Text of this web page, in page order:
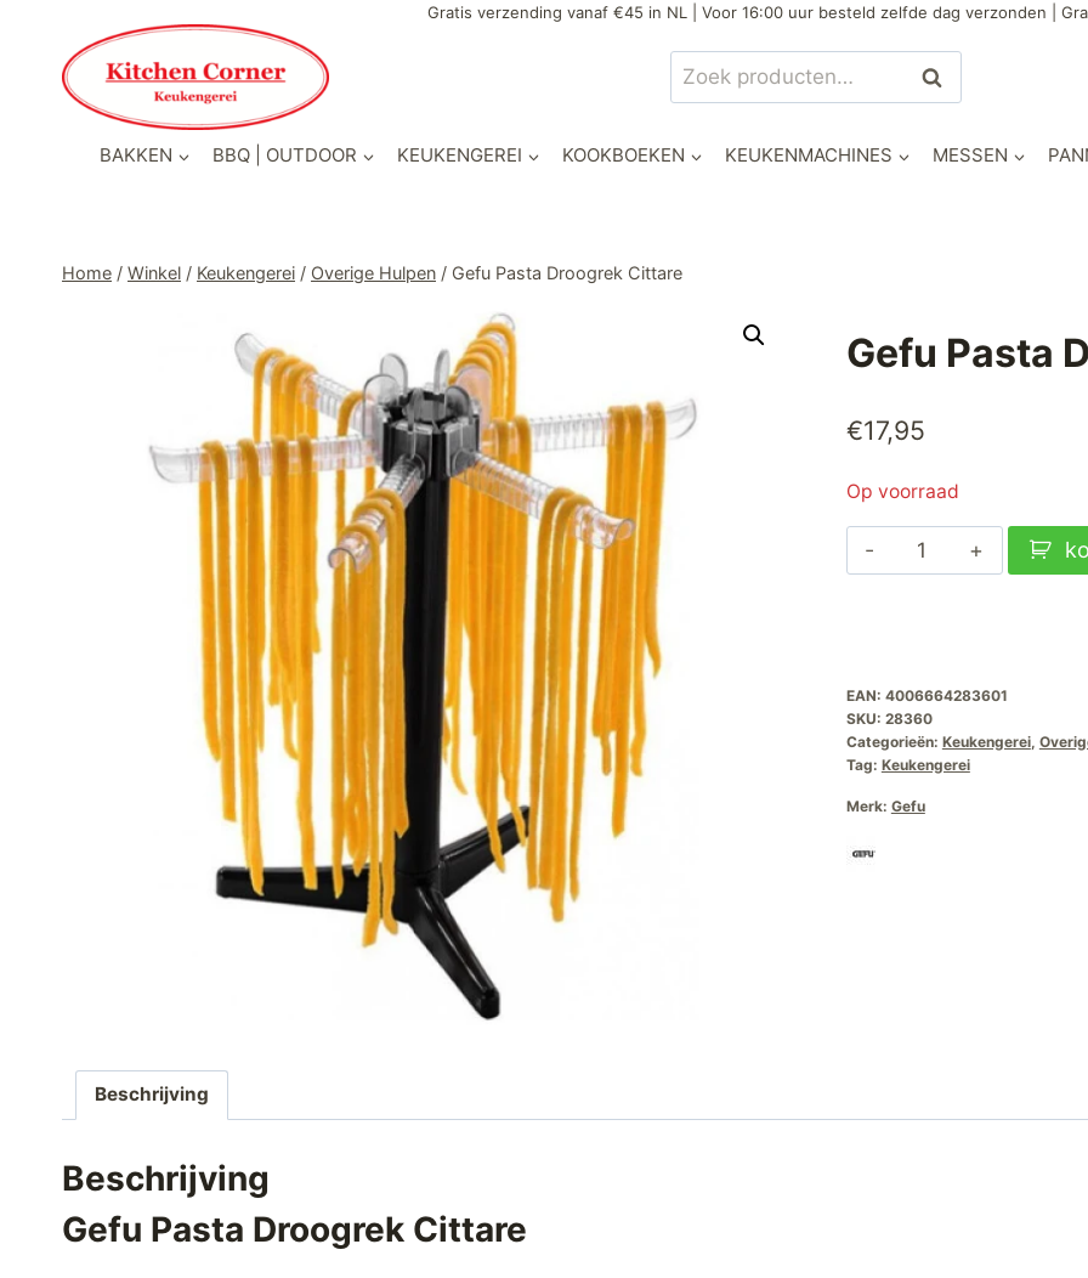
inhoud
Gratis verzending vanaf €45 in NL | Voor 16:00 uur besteld zelfde dag verzonden |
Zoeken
naar:
Zoeken
BAKKEN BBQ | OUTDOOR KEUKENGEREI KOOKBOEKEN KEUKENMACHINES MESSEN
Home / Winkel / Keukengerei / Overige Hulpen / Gefu Pasta Droogrek Cittare
Gefu Pasta
€17,95
Op voorraad
Gefu
Pasta
EAN: 4006664283601
SKU: 28360
Categorieën: Keukengerei,
Tag: Keukengerei
Merk: Gefu
Beschrijving
Beschrijving
Gefu Pasta Droogrek Cittare